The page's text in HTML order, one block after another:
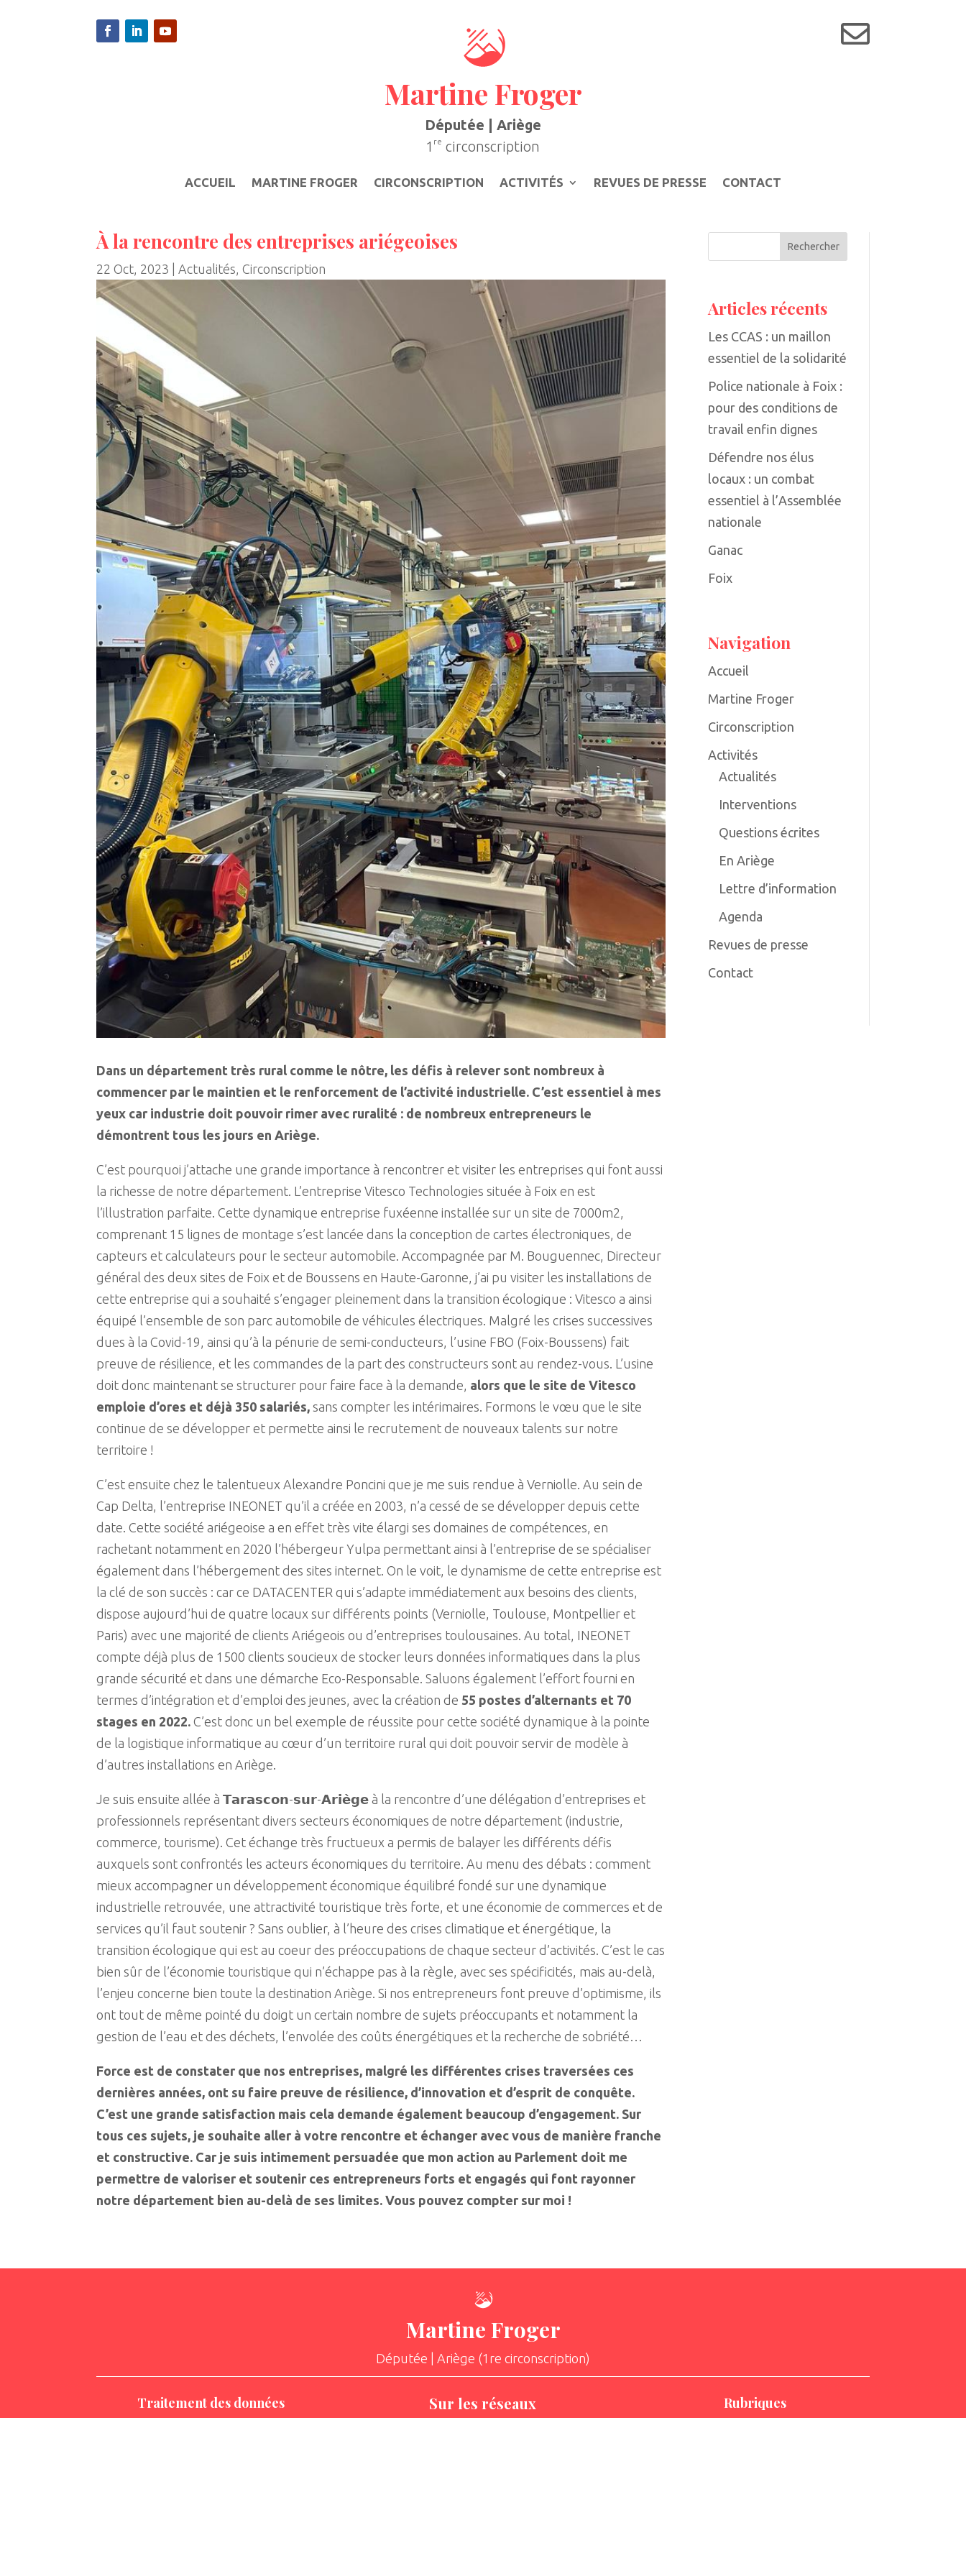
Martine Froger
Députée | Ariège
1 re circonscription

ACCUEIL MARTINE FROGER CIRCONSCRIPTION ACTIVITÉS REVUES DE PRESSE CONTACT
À la rencontre des entreprises ariégeoises
22 Oct, 2023 Actualités ,Circonscription
Dans un département très rural comme le nôtre, les défis à relever sont nombreux à
commencer par le maintien et le renforcement de l’activité industrielle. C’est essentiel à mes
yeux car industrie doit pouvoir rimer avec ruralité : de nombreux entrepreneurs le
démontrent tous les jours en Ariège.
C’est pourquoi j’attache une grande importance à rencontrer et visiter les entreprises qui font aussi
la richesse de notre département. L’entreprise Vitesco Technologies située à Foix en est
l’illustration parfaite. Cette dynamique entreprise fuxéenne installée sur un site de 7000m2,
comprenant 15 lignes de montage s’est lancée dans la conception de cartes électroniques, de
capteurs et calculateurs pour le secteur automobile. Accompagnée par M. Bouguennec, Directeur
général des deux sites de Foix et de Boussens en Haute-Garonne, j’ai pu visiter les installations de
cette entreprise qui a souhaité s’engager pleinement dans la transition écologique : Vitesco a ainsi
équipé l’ensemble de son parc automobile de véhicules électriques. Malgré les crises successives
dues à la Covid-19, ainsi qu’à la pénurie de semi-conducteurs, l’usine FBO (Foix-Boussens) fait
preuve de résilience, et les commandes de la part des constructeurs sont au rendez-vous. L’usine
doit donc maintenant se structurer pour faire face à la demande, alors que le site de Vitesco
emploie d’ores et déjà 350 salariés, sans compter les intérimaires. Formons le vœu que le site
continue de se développer et permette ainsi le recrutement de nouveaux talents sur notre
territoire !
C’est ensuite chez le talentueux Alexandre Poncini que je me suis rendue à Verniolle. Au sein de
Cap Delta, l’entreprise INEONET qu’il a créée en 2003, n’a cessé de se développer depuis cette
date. Cette société ariégeoise a en effet très vite élargi ses domaines de compétences, en
rachetant notamment en 2020 l’hébergeur Yulpa permettant ainsi à l’entreprise de se spécialiser
également dans l’hébergement des sites internet. On le voit, le dynamisme de cette entreprise est
la clé de son succès : car ce DATACENTER qui s’adapte immédiatement aux besoins des clients,
dispose aujourd’hui de quatre locaux sur différents points (Verniolle, Toulouse, Montpellier et
Paris) avec une majorité de clients Ariégeois ou d’entreprises toulousaines. Au total, INEONET
compte déjà plus de 1500 clients soucieux de stocker leurs données informatiques dans la plus
grande sécurité et dans une démarche Eco-Responsable. Saluons également l’effort fourni en
termes d’intégration et d’emploi des jeunes, avec la création de 55 postes d’alternants et 70
stages en 2022.C’est donc un bel exemple de réussite pour cette société dynamique à la pointe
de la logistique informatique au cœur d’un territoire rural qui doit pouvoir servir de modèle à
d’autres installations en Ariège.
Je suis ensuite allée à 𝗧𝗮𝗿𝗮𝘀𝗰𝗼𝗻-𝘀𝘂𝗿-𝗔𝗿𝗶𝗲̀𝗴𝗲 à la rencontre d’une délégation d’entreprises et
professionnels représentant divers secteurs économiques de notre département (industrie,
commerce, tourisme). Cet échange très fructueux a permis de balayer les différents défis
auxquels sont confrontés les acteurs économiques du territoire. Au menu des débats : comment
mieux accompagner un développement économique équilibré fondé sur une dynamique
industrielle retrouvée, une attractivité touristique très forte, et une économie de commerces et de
services qu’il faut soutenir ? Sans oublier, à l’heure des crises climatique et énergétique, la
transition écologique qui est au coeur des préoccupations de chaque secteur d’activités. C’est le cas
bien sûr de l’économie touristique qui n’échappe pas à la règle, avec ses spécificités, mais au-delà,
l’enjeu concerne bien toute la destination Ariège. Si nos entrepreneurs font preuve d’optimisme, ils
ont tout de même pointé du doigt un certain nombre de sujets préoccupants et notamment la
gestion de l’eau et des déchets, l’envolée des coûts énergétiques et la recherche de sobriété…
Force est de constater que nos entreprises, malgré les différentes crises traversées ces
dernières années, ont su faire preuve de résilience, d’innovation et d’esprit de conquête.
C’est une grande satisfaction mais cela demande également beaucoup d’engagement. Sur
tous ces sujets, je souhaite aller à votre rencontre et échanger avec vous de manière franche
et constructive. Car je suis intimement persuadée que mon action au Parlement doit me
permettre de valoriser et soutenir ces entrepreneurs forts et engagés qui font rayonner
notre département bien au-delà de ses limites. Vous pouvez compter sur moi !
Rechercher
Articles récents
Les CCAS : un maillon
essentiel de la solidarité
Police nationale à Foix :
pour des conditions de
travail enfin dignes
Défendre nos élus
locaux : un combat
essentiel à l’Assemblée
nationale
Ganac
Foix
Navigation
Accueil
Martine Froger
Circonscription
Activités
Actualités
Interventions
Questions écrites
En Ariège
Lettre d’information
Agenda
Revues de presse
Contact
Martine Froger
Députée | Ariège (1re circonscription)
Traitement des données Sur les réseaux Rubriques